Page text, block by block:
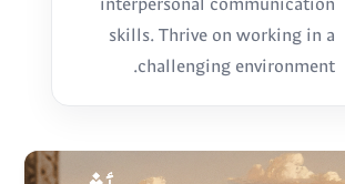
interpersonal communication
skills. Thrive on working in a
challenging environment.